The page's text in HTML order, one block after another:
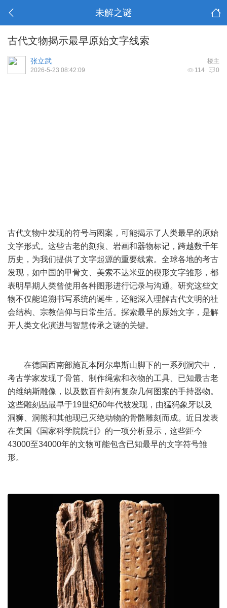
未解之谜
古代文物揭示最早原始文字线索
楼主
张立武
114 0
2026-5-23 08:42:09
古代文物中发现的符号与图案，可能揭示了人类最早的原始
文字形式。这些古老的刻痕、岩画和器物标记，跨越数千年
历史，为我们提供了文字起源的重要线索。全球各地的考古
发现，如中国的甲骨文、美索不达米亚的楔形文字雏形，都
表明早期人类曾使用各种图形进行记录与沟通。研究这些文
物不仅能追溯书写系统的诞生，还能深入理解古代文明的社
会结构、宗教信仰与日常生活。探索最早的原始文字，是解
开人类文化演进与智慧传承之谜的关键。
在德国西南部施瓦本阿尔卑斯山脚下的一系列洞穴中，
考古学家发现了骨笛、制作绳索和衣物的工具、已知最古老
的维纳斯雕像，以及数百件刻有复杂几何图案的手持器物。
这些雕刻品最早于19世纪60年代被发现，由猛犸象牙以及
洞狮、洞熊和其他现已灭绝动物的骨骼雕刻而成。近日发表
在美国《国家科学院院刊》的一项分析显示，这些距今
43000至34000年的文物可能包含已知最早的文字符号雏
形。